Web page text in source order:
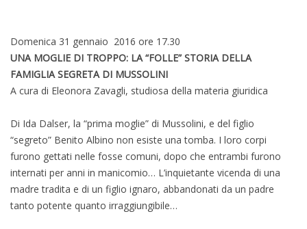
Domenica 31 gennaio 2016 ore 17.30
UNA MOGLIE DI TROPPO: LA “FOLLE” STORIA DELLA
FAMIGLIA SEGRETA DI MUSSOLINI
A cura di Eleonora Zavagli, studiosa della materia giuridica
Di Ida Dalser, la “prima moglie” di Mussolini, e del figlio
“segreto” Benito Albino non esiste una tomba. I loro corpi
furono gettati nelle fosse comuni, dopo che entrambi furono
internati per anni in manicomio… L’inquietante vicenda di una
madre tradita e di un figlio ignaro, abbandonati da un padre
tanto potente quanto irraggiungibile…